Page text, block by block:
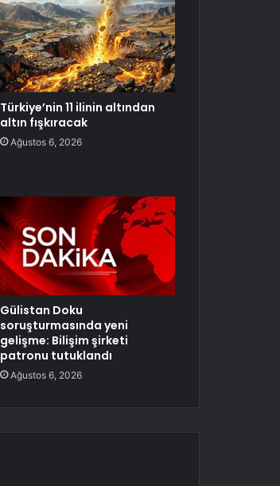
Türkiye’nin 11 ilinin altından
altın fışkıracak
Ağustos 6, 2026
Gülistan Doku
soruşturmasında yeni
gelişme: Bilişim şirketi
patronu tutuklandı
Ağustos 6, 2026